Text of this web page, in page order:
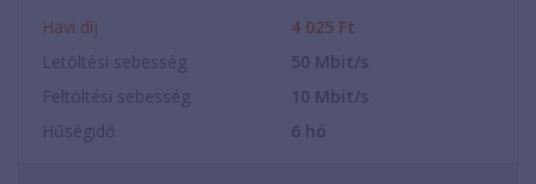
Havi díj 4 025 Ft
Letöltési sebesség
50 Mbit/s
Feltöltési sebesség
10 Mbit/s
Hűségidő
6 hó